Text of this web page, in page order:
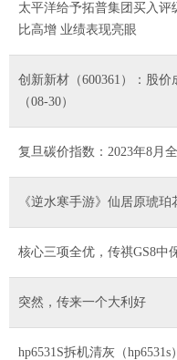
太平洋给予拓普集团买入评
比高增 业绩表现亮眼
创新新材（600361）：股价
（08-30）
复旦碳价指数：2023年8月
《逆水寒手游》仙居原琥
核心三项全优，传祺GS8中
突然，传来一个大利好
hp6531S拆机清灰（hp6531s）